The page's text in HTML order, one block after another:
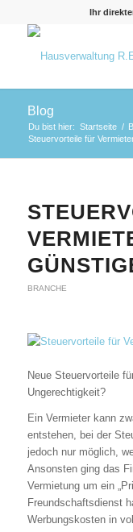
Ihr
Blog
Du bist hier: Startseite /
Steuervorteile für
BRANCHE
Neue Steuervorteile
Ungerechtigkeit?
Ein Vermieter kann
entstehen, bei der
jedoch nur möglich,
Ansonsten ging das
Vermietung um ein
Freundschaftsdienst
Werbungskosten in